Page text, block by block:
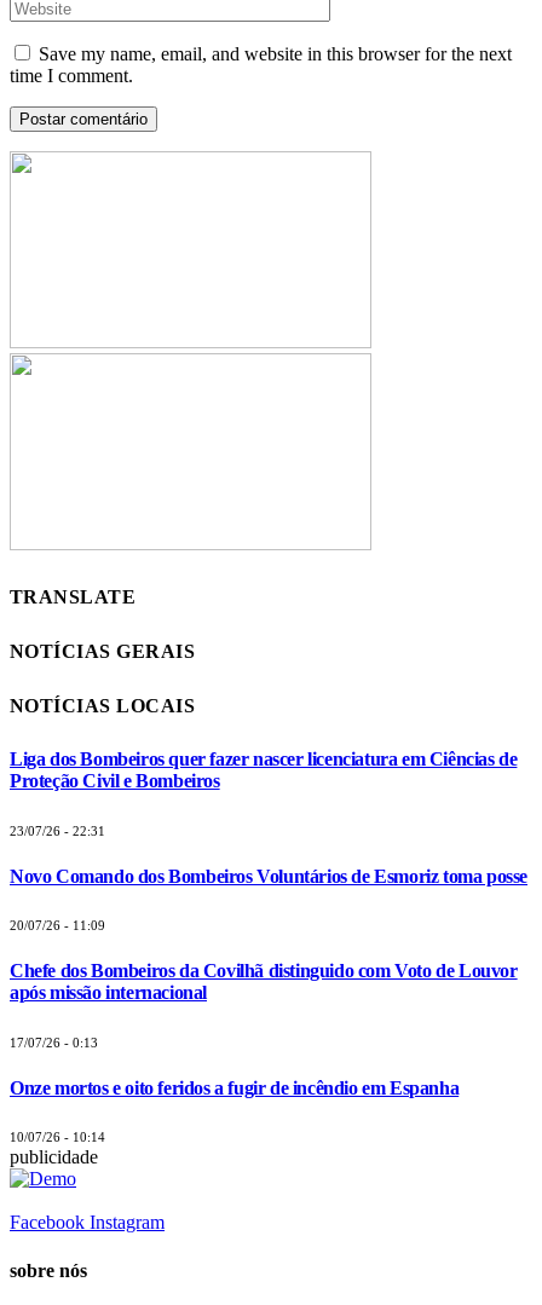
Save my name, email, and website in this browser for the next
time I comment.
TRANSLATE
NOTÍCIAS GERAIS
NOTÍCIAS LOCAIS
Liga dos Bombeiros quer fazer nascer licenciatura em Ciências de
Proteção Civil e Bombeiros
23/07/26 - 22:31
Novo Comando dos Bombeiros Voluntários de Esmoriz toma posse
20/07/26 - 11:09
Chefe dos Bombeiros da Covilhã distinguido com Voto de Louvor
após missão internacional
17/07/26 - 0:13
Onze mortos e oito feridos a fugir de incêndio em Espanha
10/07/26 - 10:14
publicidade
Facebook Instagram
sobre nós